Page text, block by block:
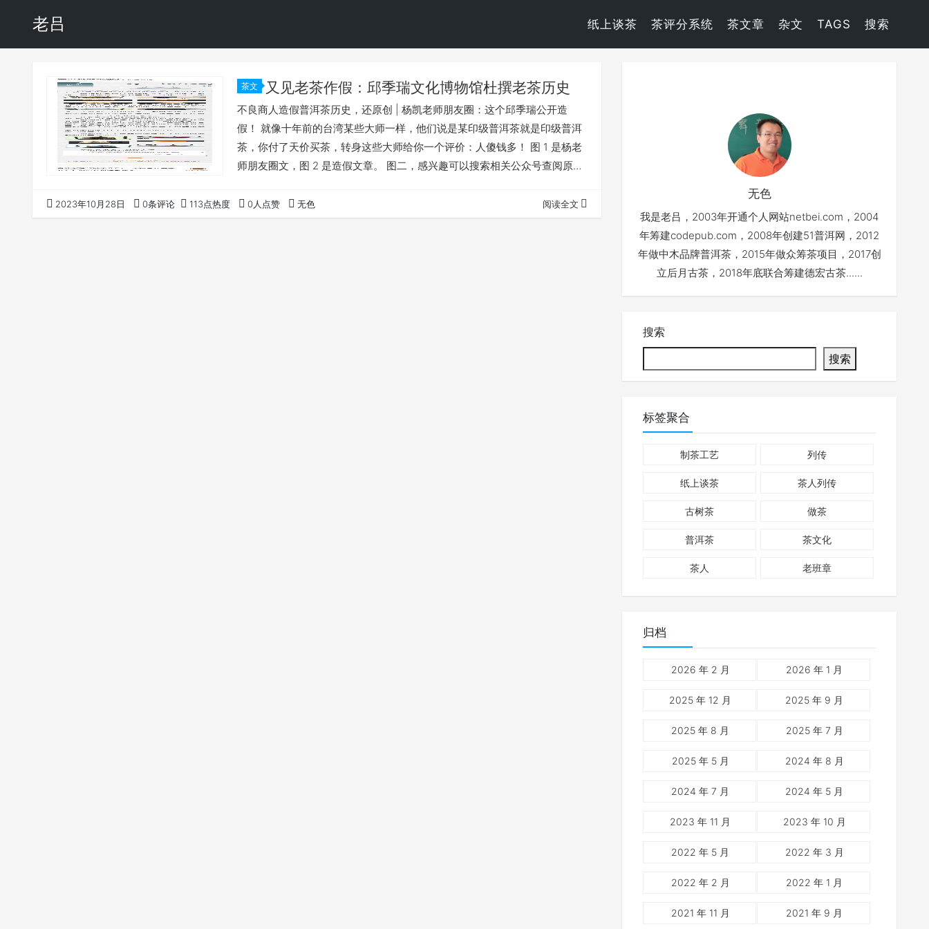
老吕 纸上谈茶 茶评分系统 茶文章 杂文 TAGS 搜索
茶文 又见老茶作假：邱季瑞文化博物馆杜撰老茶历史
不良商人造假普洱茶历史，还原创 | 杨凯老师朋友圈：这个邱季瑞公开造
假！ 就像十年前的台湾某些大师一样，他们说是某印级普洱茶就是印级普洱
茶，你付了天价买茶，转身这些大师给你一个评价：人傻钱多！ 图 1 是杨老
师朋友圈文，图 2 是造假文章。 图二，感兴趣可以搜索相关公众号查阅原
新的都是八八青，妥妥的茶行业首富！ ​图 2 是其公众号原文，很搞笑很拙劣
的造假。 图二，感兴趣可以搜索相关公众号查阅原文。
2023年10月28日 0条评论 113点热度 0人点赞 无色 阅读全文
无色
我是老吕，2003年开通个人网站netbei.com，2004
年筹建codepub.com，2008年创建51普洱网，2012
年做中木品牌普洱茶，2015年做众筹茶项目，2017创
立后月古茶，2018年底联合筹建德宏古茶......
搜索
搜索
标签聚合
制茶工艺 列传
纸上谈茶 茶人列传
古树茶 做茶
普洱茶 茶文化
茶人 老班章
归档
2026 年 2 月 2026 年 1 月
2025 年 12 月 2025 年 9 月
2025 年 8 月 2025 年 7 月
2025 年 5 月 2024 年 8 月
2024 年 7 月 2024 年 5 月
2023 年 11 月 2023 年 10 月
2022 年 5 月 2022 年 3 月
2022 年 2 月 2022 年 1 月
2021 年 11 月 2021 年 9 月